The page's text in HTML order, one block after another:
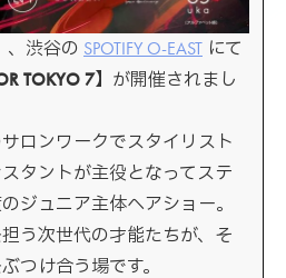
、渋谷の SPOTIFY O-EAST にて
TOKYO 7】が開催されまし
ロンワークでスタイリスト
タントが主役となってステ
ジュニア主体ヘアショー。
う次世代の才能たちが、そ
つけ合う場です。